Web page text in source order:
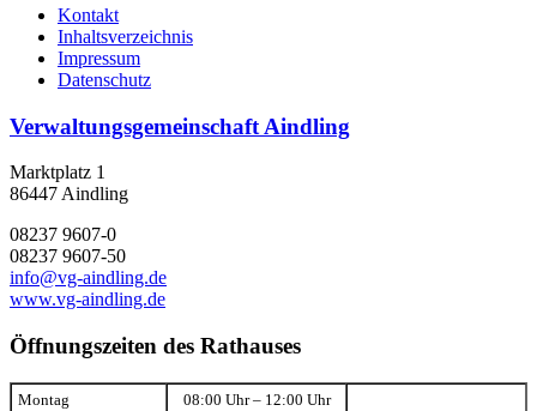
Kontakt
Inhaltsverzeichnis
Impressum
Datenschutz
Verwaltungsgemeinschaft Aindling
Marktplatz 1
86447 Aindling
08237 9607-0
08237 9607-50
info@vg-aindling.de
www.vg-aindling.de
Öffnungszeiten des Rathauses
Montag 08:00 Uhr – 12:00 Uhr